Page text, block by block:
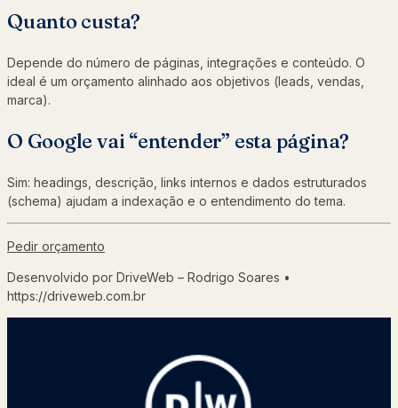
Quanto custa?
Depende do número de páginas, integrações e conteúdo. O
ideal é um orçamento alinhado aos objetivos (leads, vendas,
marca).
O Google vai “entender” esta página?
Sim: headings, descrição, links internos e dados estruturados
(schema) ajudam a indexação e o entendimento do tema.
Pedir orçamento
Desenvolvido por DriveWeb – Rodrigo Soares •
https://driveweb.com.br